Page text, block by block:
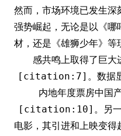
然而，市场环境已发生
强势崛起，无论是以《哪
材，还是《雄狮少年》
感共鸣上取得了巨大
[citation:7]。数据显
内地年度票房中国
[citation:10]。另一
电影，其引进和上映变